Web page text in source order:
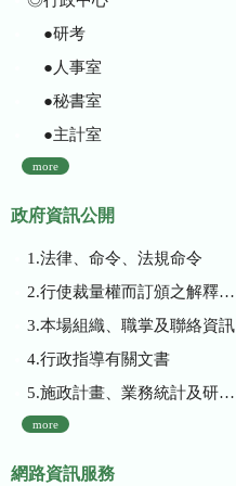
●研考
●人事室
●秘書室
●主計室
more
政府資訊公開
1.法律、命令、法規命令
2.行使裁量權而訂頒之解釋性規定及裁量基準
3.本場組織、職掌及聯絡資訊
4.行政指導有關文書
5.施政計畫、業務統計及研究報告
more
網路資訊服務